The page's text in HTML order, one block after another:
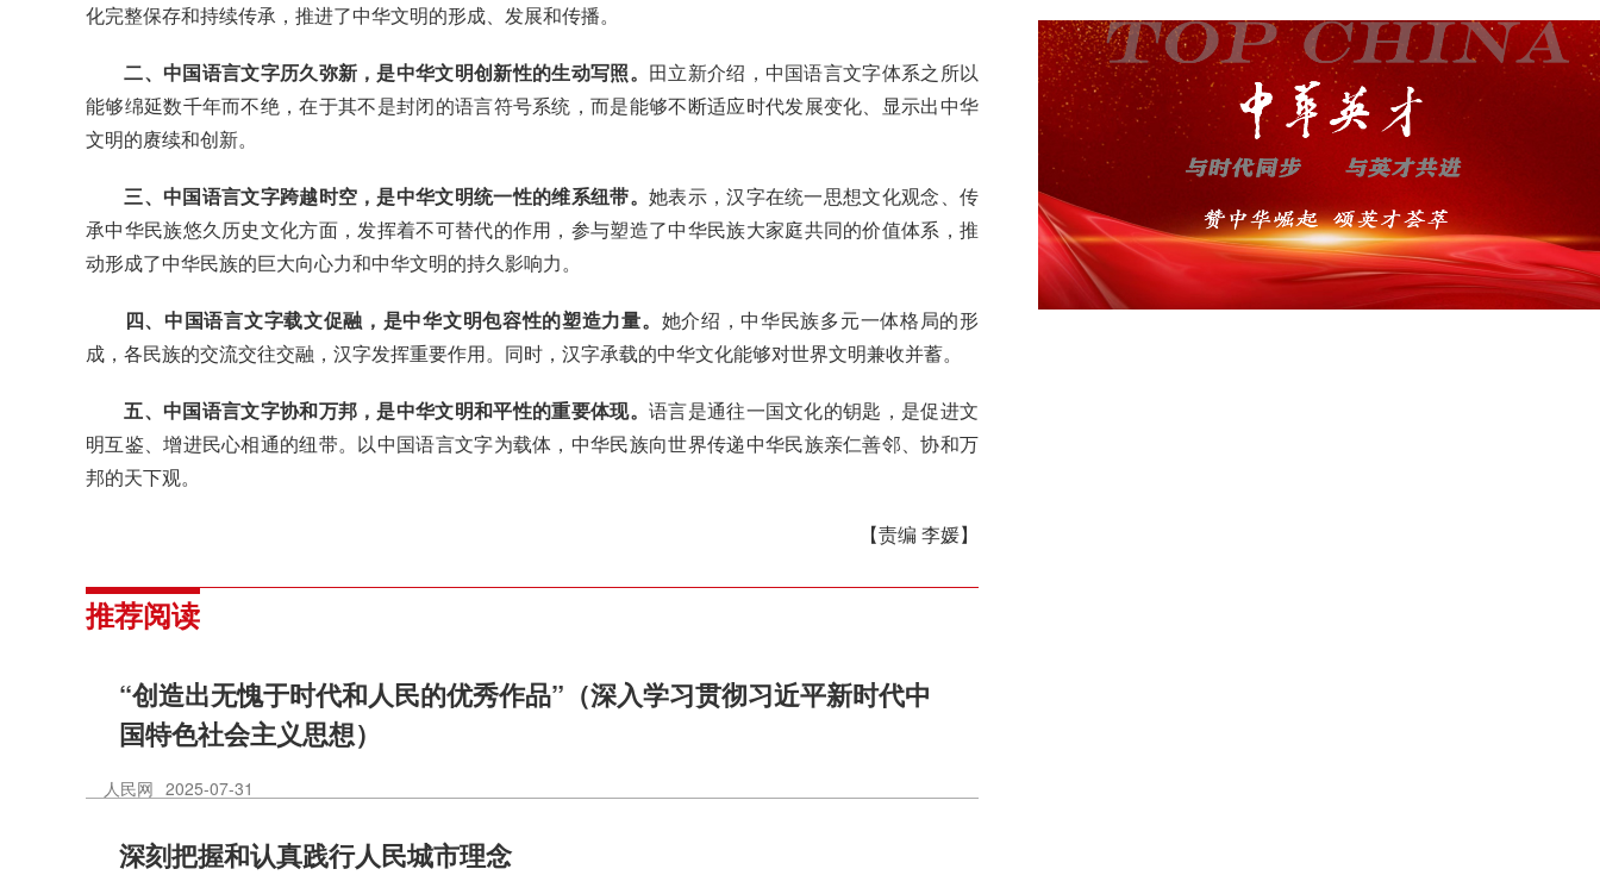
化完整保存和持续传承，推进了中华文明的形成、发展和传播。
二、中国语言文字历久弥新，是中华文明创新性的生动写照。 田立新介绍，中国语言文字体系之所以
能够绵延数千年而不绝，在于其不是封闭的语言符号系统，而是能够不断适应时代发展变化、显示出中华
文明的赓续和创新。
三、中国语言文字跨越时空，是中华文明统一性的维系纽带。 她表示，汉字在统一思想文化观念、传
承中华民族悠久历史文化方面，发挥着不可替代的作用，参与塑造了中华民族大家庭共同的价值体系，推
动形成了中华民族的巨大向心力和中华文明的持久影响力。
四、中国语言文字载文促融，是中华文明包容性的塑造力量。 她介绍，中华民族多元一体格局的形
成，各民族的交流交往交融，汉字发挥重要作用。同时，汉字承载的中华文化能够对世界文明兼收并蓄。
五、中国语言文字协和万邦，是中华文明和平性的重要体现。 语言是通往一国文化的钥匙，是促进文
明互鉴、增进民心相通的纽带。以中国语言文字为载体，中华民族向世界传递中华民族亲仁善邻、协和万
邦的天下观。
【责编 李媛】
推荐阅读
“创造出无愧于时代和人民的优秀作品”（深入学习贯彻习近平新时代中
国特色社会主义思想）
人民网 2025-07-31
深刻把握和认真践行人民城市理念